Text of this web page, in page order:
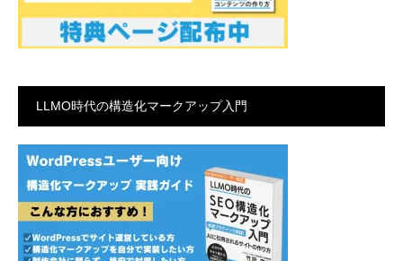
LLMO時代の構造化マークアップ入門